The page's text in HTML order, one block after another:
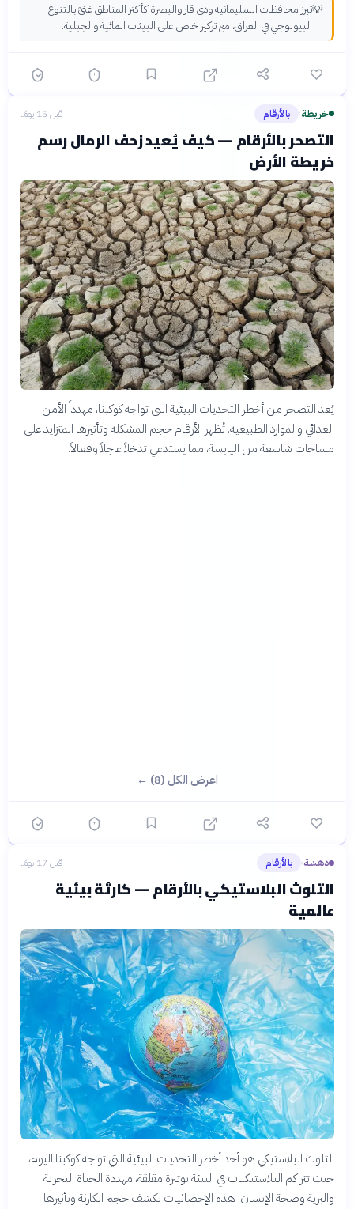
💡تبرز محافظات السليمانية وذي قار والبصرة كأكثر المناطق غنىً بالتنوع
البيولوجي في العراق، مع تركيز خاص على البيئات المائية والجبلية.
خريطة› بالأرقام قبل 15 يومًا
التصحر بالأرقام — كيف يُعيد زحف الرمال رسم
خريطة الأرض
يُعد التصحر من أخطر التحديات البيئية التي تواجه كوكبنا، مهدداً الأمن
الغذائي والموارد الطبيعية. تُظهر الأرقام حجم المشكلة وتأثيرها المتزايد على
مساحات شاسعة من اليابسة، مما يستدعي تدخلاً عاجلاً وفعالاً.
اعرض الكل (8) ←
دهشة› بالأرقام قبل 17 يومًا
التلوث البلاستيكي بالأرقام — كارثة بيئية
عالمية
التلوث البلاستيكي هو أحد أخطر التحديات البيئية التي تواجه كوكبنا اليوم،
حيث تتراكم البلاستيكيات في البيئة بوتيرة مقلقة، مهددة الحياة البحرية
والبرية وصحة الإنسان. هذه الإحصائيات تكشف حجم الكارثة وتأثيرها